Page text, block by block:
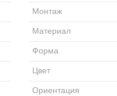
Монтаж
Материал
Форма
Цвет
Ориентация